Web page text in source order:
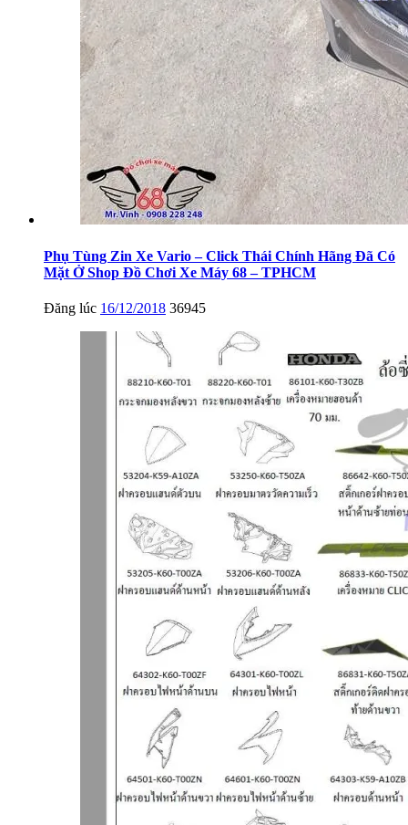
Phụ Tùng Zin Xe Vario – Click Thái Chính Hãng Đã Có
Mặt Ở Shop Đồ Chơi Xe Máy 68 – TPHCM
Đăng lúc 16/12/2018 36945